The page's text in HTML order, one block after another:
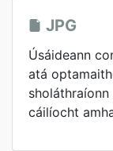
JPG
Úsáideann
atá
cáilíocht